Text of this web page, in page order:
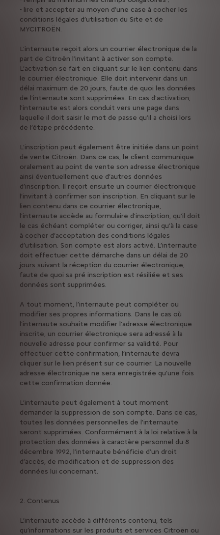
- lire et accepter au moyen d’une case à cocher les
conditions légales d’utilisation du Site et de
MYCITROËN.
L’internaute reçoit alors un courrier électronique de la
part de Citroën l’invitant à activer son compte.
L’activation se fait en cliquant sur le lien contenu dans
le courrier électronique. Elle doit intervenir dans un
délai maximum de 20 jours, faute de quoi les données
de l’internaute sont supprimées. En cas d’activation,
l’internaute est alors conduit vers une page dans
laquelle il doit saisir le mot de passe qu’il a choisi lors
de l’étape précédente.
L’inscription peut également être initiée dans un point
de vente Citroën. Dans ce cas, le client communique
oralement au point de vente son adresse électronique
ainsi éventuellement que d’autres données
d’inscription. Il reçoit ensuite un courrier électronique
l’invitant à confirmer son inscription. En cliquant sur le
lien contenu dans ce courrier électronique,
l’internaute accède au formulaire d’inscription, qu’il doit
le cas échéant compléter ou corriger, ainsi qu’à la case
à cocher d’acceptation des conditions légales
d’utilisation. Son compte est alors activé. L’internaute
doit effectuer cette démarche dans un délai de 20
jours suivant la réception du courrier électronique,
faute de quoi sa pré inscription est résiliée et ses
données sont supprimées.
A tout moment, l’internaute peut compléter ou
modifier ses propres informations. Dans le cas où
l’internaute souhaite modifier l’adresse électronique
inscrite, un courrier électronique sera adressé à la
nouvelle adresse pour confirmer sa validité. Pour
effectuer cette confirmation, l’internaute devra
cliquer sur le lien présent sur ce courrier. La nouvelle
adresse électronique ne sera enregistrée qu’une fois
cette confirmation donnée.
L’internaute peut également à tout moment
demander la suppression de son compte. Dans ce cas,
toutes les données personnelles de l’internaute
seront supprimées. Conformément à la loi relative à la
protection des données à caractère personnel du 8
décembre 1992, l’internaute bénéficie d’un droit
d’accès, de modification et de suppression des
données lui concernant.
2. Contenus
L’internaute accède à différents contenu, tels
qu’informations sur les produits et services Citroën ou